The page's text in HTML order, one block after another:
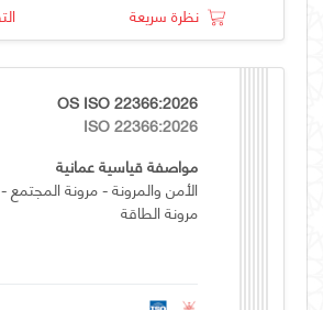
نظرة سريعة
OS ISO 22366:2026
ISO 22366:2026
مواصفة قياسية عمانية
الأمن والمرونة - مرونة المجتمع
مرونة الطاقة